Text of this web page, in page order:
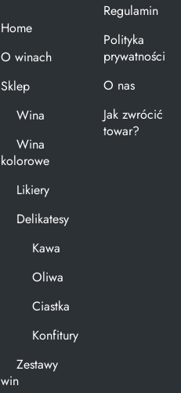
Home
O winach
Sklep
Wina
Wina
kolorowe
Likiery
Delikatesy
Kawa
Oliwa
Ciastka
Konfitury
Zestawy
win
Regulamin
Polityka
prywatności
O nas
Jak zwrócić
towar?